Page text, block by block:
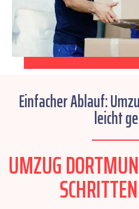
Einfacher Ablauf:
leicht
UMZUG